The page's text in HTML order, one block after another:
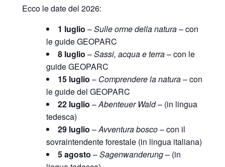
Ecco le date del 2026:
1 luglio –Sulle orme della natura– con
le guide GEOPARC
8 luglio –Sassi, acqua e terra– con le
guide GEOPARC
15 luglio – Comprendere la natura– con
le guide del GEOPARC
22 luglio –Abenteuer Wald– (in lingua
tedesca)
29 luglio –Avventura bosco– con il
sovraintendente forestale (in lingua italiana)
5 agosto –Sagenwanderung– (in